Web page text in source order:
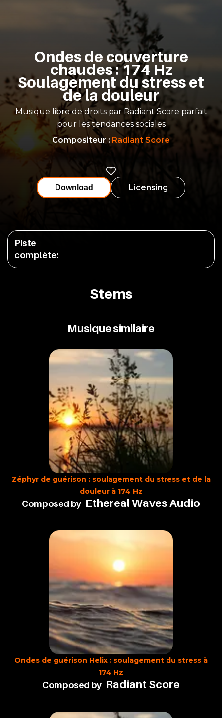
Ondes de couverture
chaudes : 174 Hz
Soulagement du stress et
de la douleur
Musique libre de droits par Radiant Score parfait
pour les tendances sociales
Compositeur : Radiant Score
Download Licensing
Piste
complète:
Stems
Musique similaire
Zéphyr de guérison : soulagement du stress et de la
douleur à 174 Hz
Composed by Ethereal Waves Audio
Ondes de guérison Helix : soulagement du stress à
174 Hz
Composed by Radiant Score